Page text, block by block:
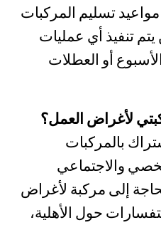
تسليم المركبات
تنفيذ أي عمليات
أو العطلات
لأغراض العمل؟
بالمركبات
والاجتماعي
إلى مركبة لأغراض
حول الأهلية،